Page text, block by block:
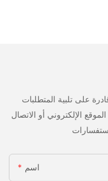
على تلبية المتطلبات
الإلكتروني أو الاتصال
اسم